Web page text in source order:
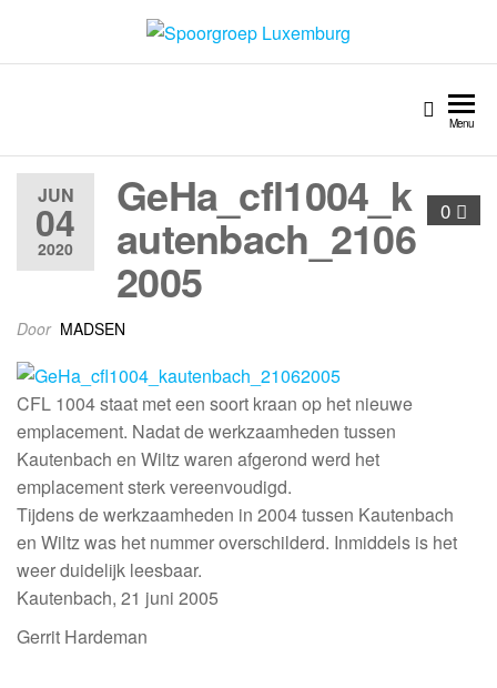
Spoorgroep Luxemburg
Menu
JUN
04
2020
0
GeHa_cfl1004_k
autenbach_2106
2005
Door MADSEN
CFL 1004 staat met een soort kraan op het nieuwe
emplacement. Nadat de werkzaamheden tussen
Kautenbach en Wiltz waren afgerond werd het
emplacement sterk vereenvoudigd.
Tijdens de werkzaamheden in 2004 tussen Kautenbach
en Wiltz was het nummer overschilderd. Inmiddels is het
weer duidelijk leesbaar.
Kautenbach, 21 juni 2005
Gerrit Hardeman